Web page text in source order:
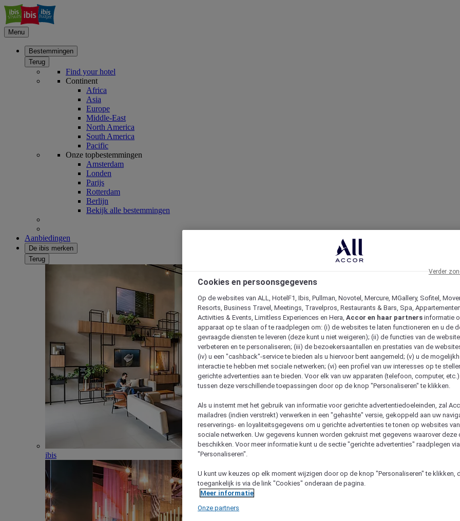
Menu
Bestemmingen
Terug
Find your hotel
Continent
Africa
Asia
Europe
Middle-East
North America
South America
Pacific
Onze topbestemmingen
Amsterdam
Londen
Parijs
Rotterdam
Berlijn
Bekijk alle bestemmingen
Aanbiedingen
De ibis merken
Terug
ibis
Cookies en persoonsgegevens
Op de websites van ALL, HotelF1, Ibis, Pullman, Novotel, Mercure, MGallery, Sofitel,
Resorts, Business Travel, Meetings, Travelpros, Restaurants & Bars, Spa,
Activities & Events, Limitless Experiences en Hera, Accor en haar partners informatie
apparaat op te slaan of te raadplegen om: (i) de websites te laten functioneren en u de
gevraagde diensten te leveren (deze kunt u niet weigeren); (ii) de functies van de
verbeteren en te personaliseren; (iii) de bezoekersaantallen en prestaties van de
(iv) u een "cashback"-service te bieden als u hiervoor bent aangemeld; (v) u de
interactie te hebben met sociale netwerken; (vi) een profiel van uw interesses op te
gerichte advertenties aan te bieden. Voor elk van uw apparaten (telefoon, computer,
tussen deze verschillende toepassingen door op de knop "Personaliseren" te klikken.
Als u instemt met het gebruik van informatie voor gerichte advertentiedoeleinden, zal
mailadres (indien verstrekt) verwerken in een "gehashte" versie, gekoppeld aan uw
reserverings- en loyaliteitsgegevens om u gerichte advertenties te tonen op websites
sociale netwerken. Uw gegevens kunnen worden gekruist met gegevens waarover deze
beschikken. Voor meer informatie kunt u de sectie "gerichte advertenties" raadplegen
"Personaliseren".
U kunt uw keuzes op elk moment wijzigen door op de knop "Personaliseren" te klikken,
toegankelijk is via de link "Cookies" onderaan de pagina.
Meer informatie
Onze partners
Verder